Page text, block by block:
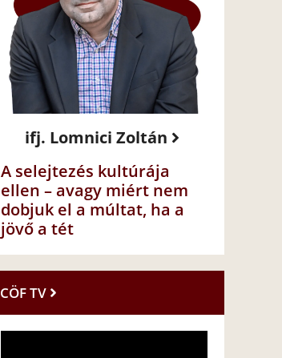
ifj. Lomnici Zoltán
A selejtezés kultúrája
ellen – avagy miért nem
dobjuk el a múltat, ha a
jövő a tét
CÖF TV